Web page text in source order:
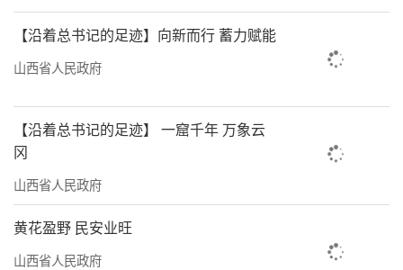
的不懈探索……
《关于贯彻落实中国传统工艺振兴计划的
实施意见》《省级文化生态保护区管理办法》
《山西省省级非物质文化遗产代表性传承人认
定与管理办法》《省级非物质文化遗产保护资
金管理办法》《非遗工坊认定与管理办法》
《关于进一步加强非物质文化遗产保护工作的
实施方案》《促进民间艺术保护传承若干措
【沿着总书记的足迹】向新而行 蓄力赋能
山西省人民政府
【沿着总书记的足迹】 一窟千年 万象云
冈
山西省人民政府
黄花盈野 民安业旺
山西省人民政府